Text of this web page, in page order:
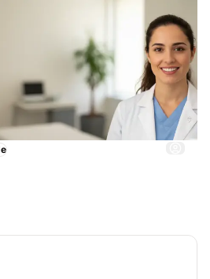
questão a Ricardo Rodrigues